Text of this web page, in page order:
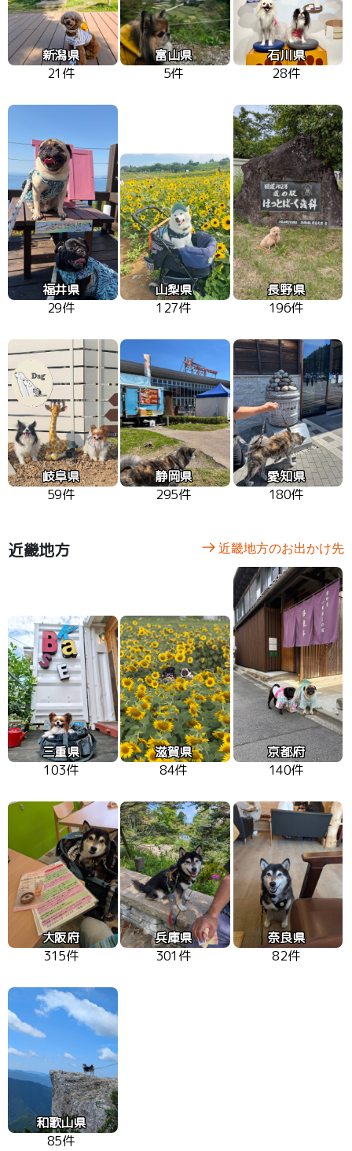
新潟県
21件
富山県
5件
石川県
28件
福井県
29件
山梨県
127件
長野県
196件
岐阜県
59件
静岡県
295件
愛知県
180件
近畿地方 近畿地方のお出かけ先
三重県
103件
滋賀県
84件
京都府
140件
大阪府
315件
兵庫県
301件
奈良県
82件
和歌山県
85件